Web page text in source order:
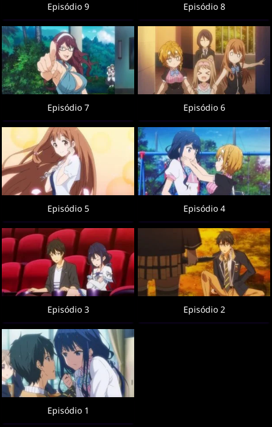
Episódio 9 Episódio 8
Episódio 7 Episódio 6
Episódio 5 Episódio 4
Episódio 3 Episódio 2
Episódio 1